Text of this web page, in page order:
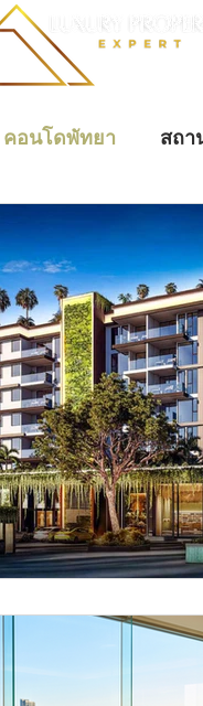
คอนโดพัทยา สถา
พัทยา การลงทุน
ดับอัลตราลักชัวรี